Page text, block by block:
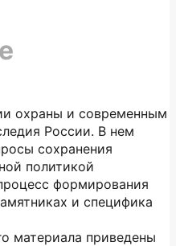
охраны и современным
России. В нем
сохранения
политикой
формирования
и специфика
материала приведены